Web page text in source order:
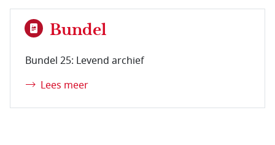
Bundel
Bundel 25: Levend archief
Lees meer